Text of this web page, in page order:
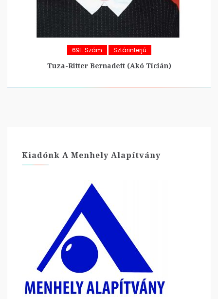
691. Szám Sztárinterjú
Tuza-Ritter Bernadett (Akó Tícián)
Kiadónk A Menhely Alapítvány